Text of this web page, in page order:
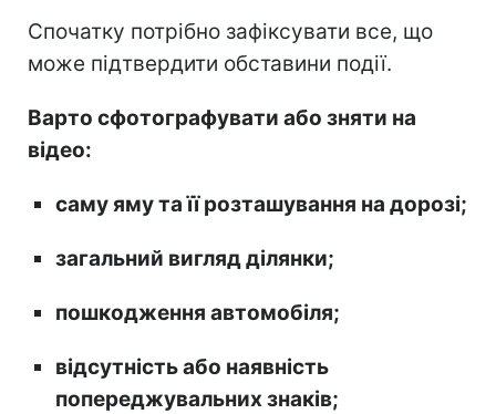
Спочатку потрібно зафіксувати все, що
може підтвердити обставини події.
Варто сфотографувати або зняти на
відео:
саму яму та її розташування на дорозі;
загальний вигляд ділянки;
пошкодження автомобіля;
відсутність або наявність
попереджувальних знаків;